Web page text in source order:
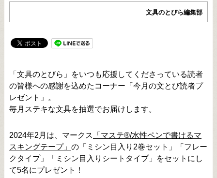
文具のとびら編集部
「文具のとびら」をいつも応援してくださっている読者
の皆様への感謝を込めたコーナー「今月の文とび読者プ
レゼント」。
毎月ステキな文具を抽選でお届けします。
2024年2月は、マークス
「マステ®/水性ペンで書けるマ
スキングテープ」 の「ミシン目入り2巻セット」「フレー
クタイプ」「ミシン目入りシートタイプ」をセットにし
て5名にプレゼント！